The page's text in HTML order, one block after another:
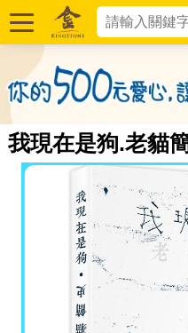
我現在是狗.老貓